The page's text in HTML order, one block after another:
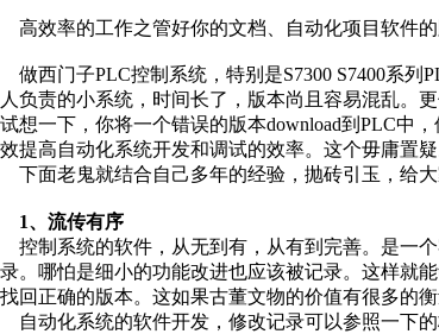
高效率的工作之管好你的文档、自动化项目软件的
做西门子PLC控制系统，特别是S7300 S7400系
人负责的小系统，时间长了，版本尚且容易混乱。
试想一下，你将一个错误的版本download到PLC中
效提高自动化系统开发和调试的效率。这个毋庸置疑
下面老鬼就结合自己多年的经验，抛砖引玉，给
1、流传有序
控制系统的软件，从无到有，从有到完善。是一
录。哪怕是细小的功能改进也应该被记录。这样就
找回正确的版本。这如果古董文物的价值有很多的
自动化系统的软件开发，修改记录可以参照一下的